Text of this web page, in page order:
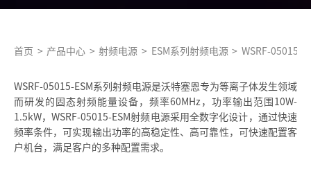
首页 > 产品中心 > 射频电源 > ESM系列射频电源 > WSRF-05015-
WSRF-05015-ESM系列射频电源是沃特塞恩专为等离子体发生领域
而研发的固态射频能量设备，频率60MHz，功率输出范围10W-
1.5kW，WSRF-05015-ESM射频电源采用全数字化设计，通过快速
频率条件，可实现输出功率的高稳定性、高可靠性，可快速配置客
户机台，满足客户的多种配置需求。